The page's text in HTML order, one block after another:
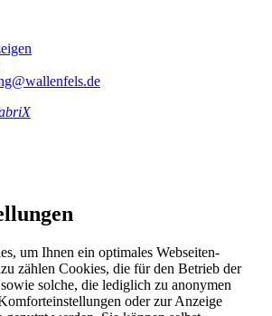
um Ihnen ein optimales Webseiten-
zählen Cookies, die für den Betrieb der
solche, die lediglich zu anonymen
oder zur Anzeige